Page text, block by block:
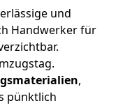
und
Handwerker für
,
pünktlich